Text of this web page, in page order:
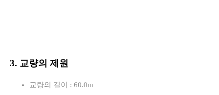
3. 교량의 제원
교량의 길이 : 60.0m